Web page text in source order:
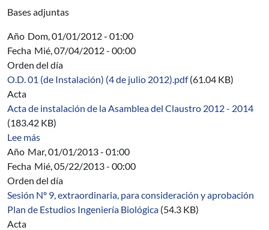
Bases adjuntas
Año Dom, 01/01/2012 - 01:00
Fecha Mié, 07/04/2012 - 00:00
Orden del día
O.D. 01 (de Instalación) (4 de julio 2012).pdf (61.04 KB)
Acta
Acta de instalación de la Asamblea del Claustro 2012 - 2014
(183.42 KB)
Lee mássobre 01/2012-2014
Año Mar, 01/01/2013 - 01:00
Fecha Mié, 05/22/2013 - 00:00
Orden del día
Sesión Nº 9, extraordinaria, para consideración y aprobación
Plan de Estudios Ingeniería Biológica (54.3 KB)
Acta